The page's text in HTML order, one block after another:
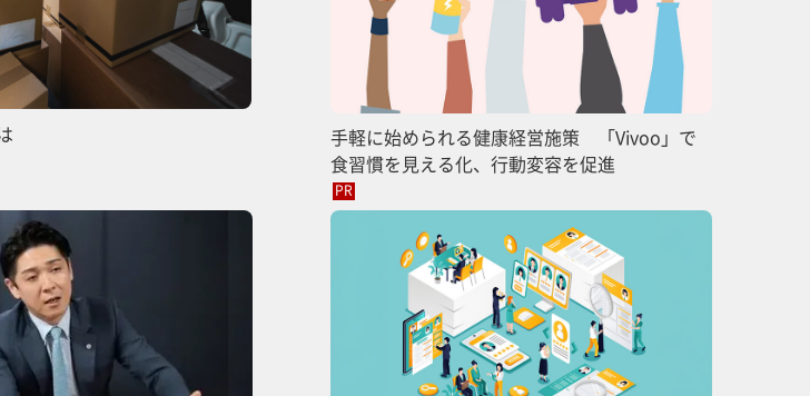
手軽に始められる健康経営施策 「Vivoo」で
食習慣を見える化、行動変容を促進
PR